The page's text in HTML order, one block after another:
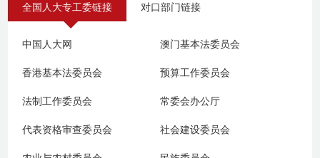
全国人大专工委链接 对口部门链接
中国人大网 澳门基本法委员会
香港基本法委员会 预算工作委员会
法制工作委员会 常委会办公厅
代表资格审查委员会 社会建设委员会